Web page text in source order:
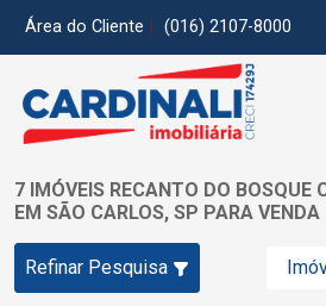
Área do Cliente (016) 2107-8000
7 IMÓVEIS RECANTO DO BOSQUE
EM SÃO CARLOS, SP PARA VENDA
Refinar Pesquisa